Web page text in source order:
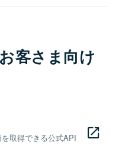
客さま向け
取得できる公式API